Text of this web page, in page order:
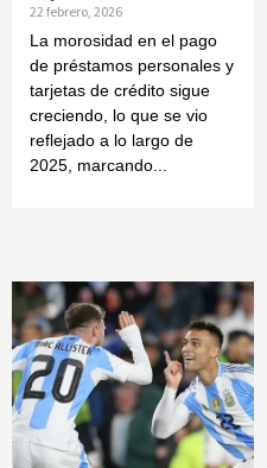
22 febrero, 2026
La morosidad en el pago
de préstamos personales y
tarjetas de crédito sigue
creciendo, lo que se vio
reflejado a lo largo de
2025, marcando...